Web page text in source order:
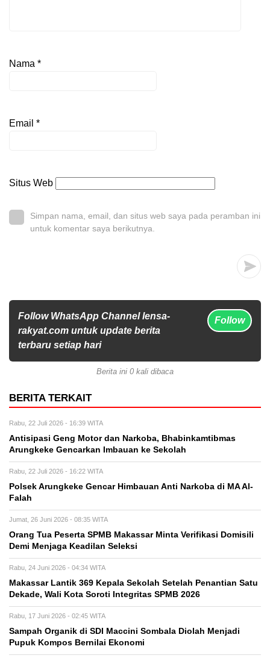
Nama *
Email *
Situs Web
Simpan nama, email, dan situs web saya pada peramban ini
untuk komentar saya berikutnya.
Follow WhatsApp Channel lensa-
rakyat.com untuk update berita
terbaru setiap hari
Follow
Berita ini 0 kali dibaca
BERITA TERKAIT
Rabu, 22 Juli 2026 - 16:39 WITA
Antisipasi Geng Motor dan Narkoba, Bhabinkamtibmas
Arungkeke Gencarkan Imbauan ke Sekolah
Rabu, 22 Juli 2026 - 16:22 WITA
Polsek Arungkeke Gencar Himbauan Anti Narkoba di MA Al-
Falah
Jumat, 26 Juni 2026 - 08:35 WITA
Orang Tua Peserta SPMB Makassar Minta Verifikasi Domisili
Demi Menjaga Keadilan Seleksi
Rabu, 24 Juni 2026 - 04:34 WITA
Makassar Lantik 369 Kepala Sekolah Setelah Penantian Satu
Dekade, Wali Kota Soroti Integritas SPMB 2026
Rabu, 17 Juni 2026 - 02:45 WITA
Sampah Organik di SDI Maccini Sombala Diolah Menjadi
Pupuk Kompos Bernilai Ekonomi